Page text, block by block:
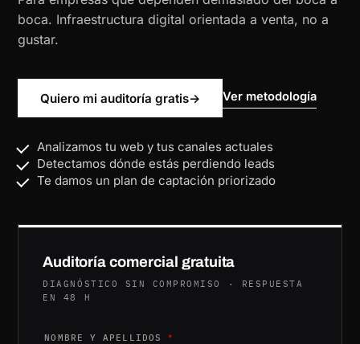
boca. Infraestructura digital orientada a venta, no a
gustar.
Quiero mi auditoría gratis→ Ver metodología
Analizamos tu web y tus canales actuales
Detectamos dónde estás perdiendo leads
Te damos un plan de captación priorizado
Auditoría comercial gratuita
DIAGNÓSTICO SIN COMPROMISO · RESPUESTA
EN 48 H
NOMBRE Y APELLIDOS*